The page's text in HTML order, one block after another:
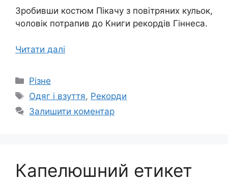
Зробивши костюм Пікачу з повітряних кульок,
чоловік потрапив до Книги рекордів Гіннеса.
Читати далі
Категорії
Різне
Позначки
Одяг і взуття, Рекорди
Залишити коментар
Капелюшний етикет